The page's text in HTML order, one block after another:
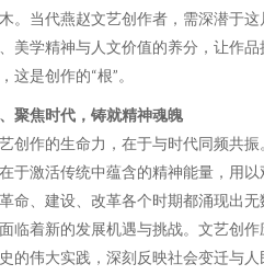
。当代燕赵文艺创作者，需深潜于
美学精神与人文价值的养分，让作
这是创作的“根”。
聚焦时代，铸就精神魂魄
创作的生命力，在于与时代同频共
于激活传统中蕴含的精神能量，用
命、建设、改革各个时期都涌现出
临着新的发展机遇与挑战。文艺创
的伟大实践，深刻反映社会变迁与